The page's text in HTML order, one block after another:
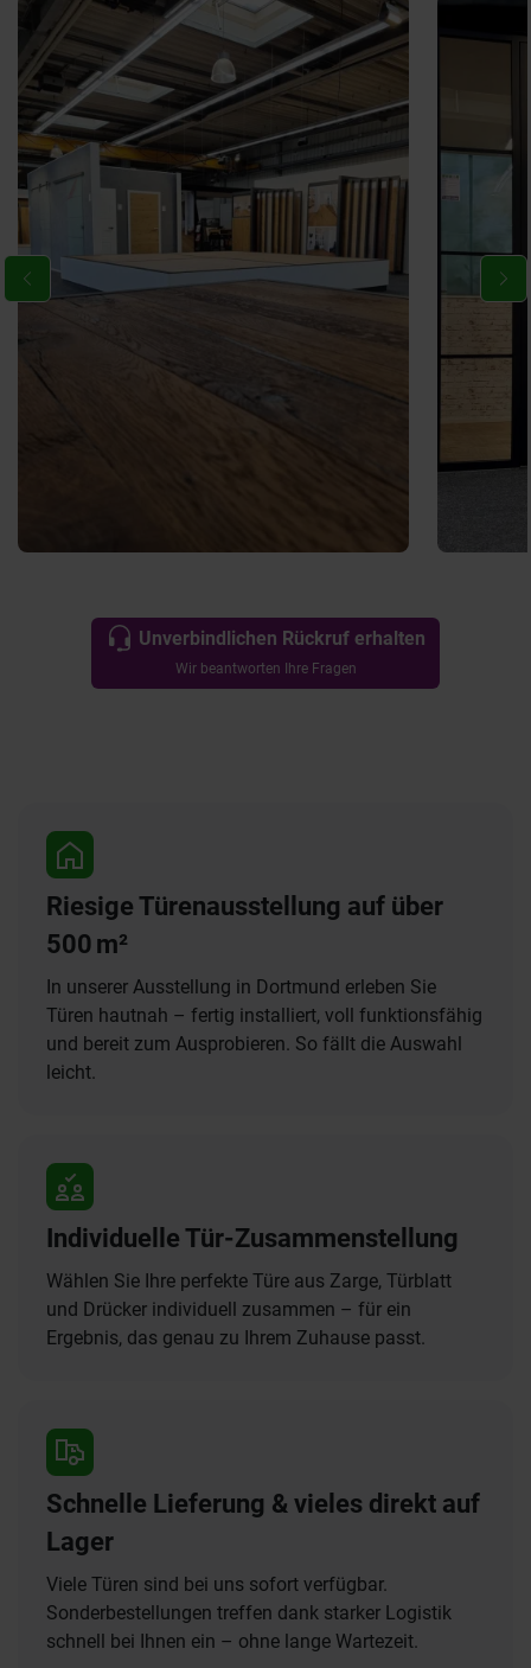
Unverbindlichen Rückruf erhalten
Wir beantworten Ihre Fragen
Riesige Türenausstellung auf über
500 m²
In unserer Ausstellung in Dortmund erleben Sie
Türen hautnah – fertig installiert, voll funktionsfähig
und bereit zum Ausprobieren. So fällt die Auswahl
leicht.
Individuelle Tür-Zusammenstellung
Wählen Sie Ihre perfekte Türe aus Zarge, Türblatt
und Drücker individuell zusammen – für ein
Ergebnis, das genau zu Ihrem Zuhause passt.
Schnelle Lieferung & vieles direkt auf
Lager
Viele Türen sind bei uns sofort verfügbar.
Sonderbestellungen treffen dank starker Logistik
schnell bei Ihnen ein – ohne lange Wartezeit.